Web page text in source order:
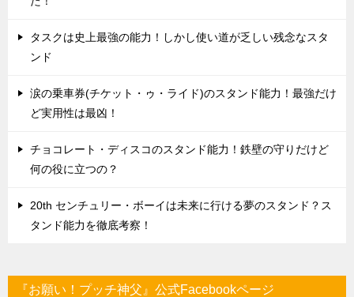
タスクは史上最強の能力！しかし使い道が乏しい残念なスタ
ンド
涙の乗車券(チケット・ゥ・ライド)のスタンド能力！最強だけ
ど実用性は最凶！
チョコレート・ディスコのスタンド能力！鉄壁の守りだけど
何の役に立つの？
20th センチュリー・ボーイは未来に行ける夢のスタンド？ス
タンド能力を徹底考察！
『お願い！プッチ神父』公式Facebookページ